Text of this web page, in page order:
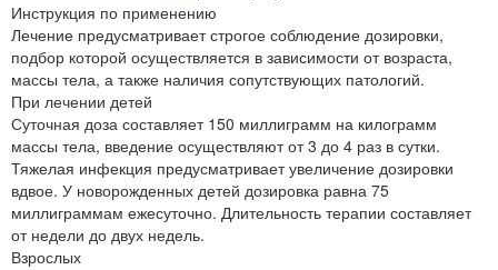
Инструкция по применению
Лечение предусматривает строгое соблюдение дозировки,
подбор которой осуществляется в зависимости от возраста,
массы тела, а также наличия сопутствующих патологий.
При лечении детей
Суточная доза составляет 150 миллиграмм на килограмм
массы тела, введение осуществляют от 3 до 4 раз в сутки.
Тяжелая инфекция предусматривает увеличение дозировки
вдвое. У новорожденных детей дозировка равна 75
миллиграммам ежесуточно. Длительность терапии составляет
от недели до двух недель.
Взрослых